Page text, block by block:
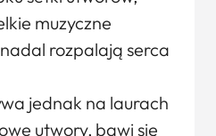
muzyczne
rozpalają serca
jednak na laurach
utwory, bawi się